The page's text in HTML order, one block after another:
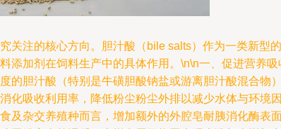
关注的核心方向。胆汁酸（bile salts）作为一类新型
加剂在饲料生产中的具体作用。\n\n一、促进营养
胆汁酸（特别是牛磺胆酸钠盐或游离胆汁酸混合物
化吸收利用率，降低粉尘粉尘外排以减少水体与环境
及杂交养殖种而言，增加额外的外腔皂耐胰消化酶表